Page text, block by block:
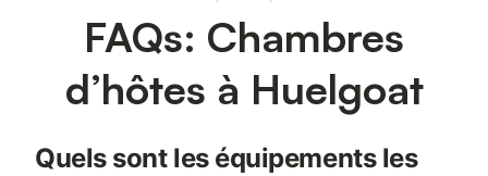
FAQs: Chambres
d’hôtes à Huelgoat
Quels sont les équipements les